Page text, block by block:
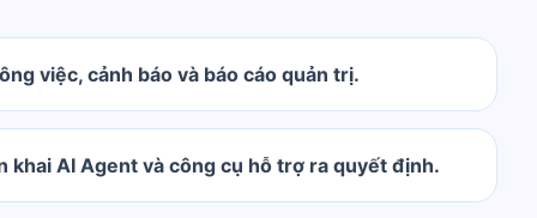
việc, cảnh báo và báo cáo quản trị.
khai AI Agent và công cụ hỗ trợ ra quyết định.